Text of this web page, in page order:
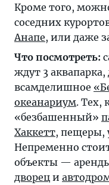
Кроме того,
соседних
Анапе, или даже
Что посмотреть:
ждут 3 аквапарка,
всамделишное
океанариум. Тех,
«безбашенный»
Хаккетт, пещеры,
Непременно
объекты —
дворец и